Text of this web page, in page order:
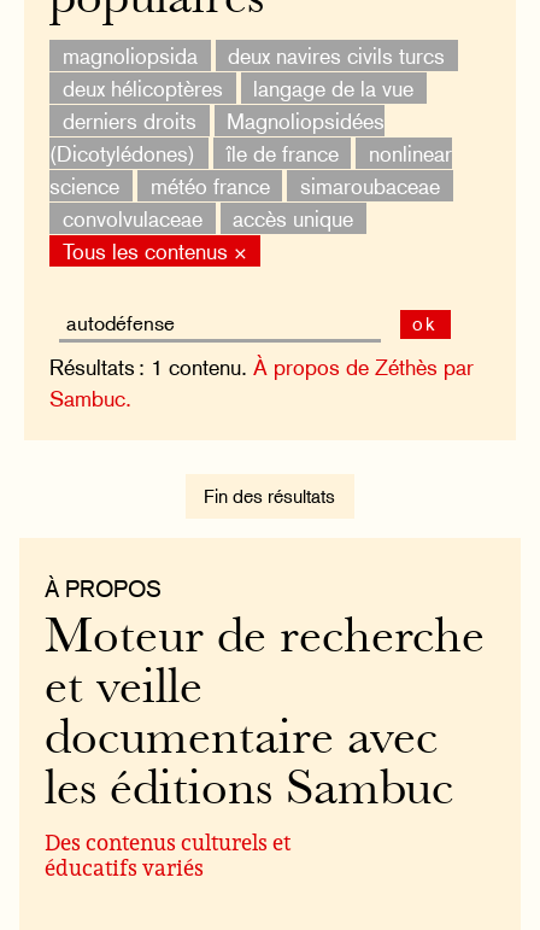
magnoliopsida
deux navires civils turcs
deux hélicoptères
langage de la vue
derniers droits
Magnoliopsidées
(Dicotylédones)
île de france
nonlinear
science
météo france
simaroubaceae
convolvulaceae
accès unique
Tous les contenus ×
ok
Résultats : 1 contenu.À propos de Zéthès par
Sambuc.
Fin des résultats
À PROPOS
Moteur de recherche
et veille
documentaire avec
les éditions Sambuc
Des contenus culturels et
éducatifs variés